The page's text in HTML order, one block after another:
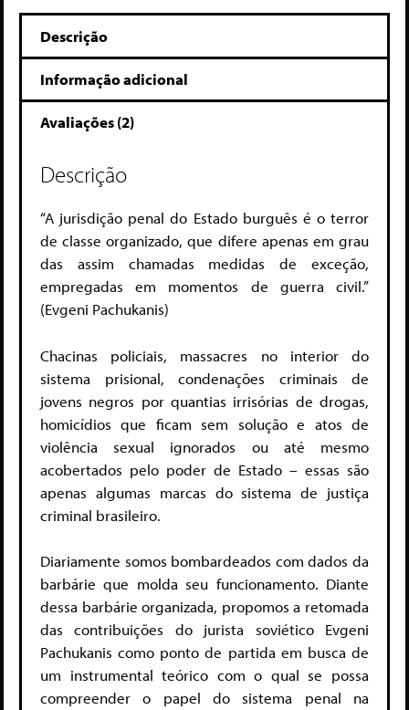
Descrição
Informação adicional
Avaliações (2)
Descrição
“A jurisdição penal do Estado burguês é o terror
de classe organizado, que difere apenas em grau
das assim chamadas medidas de exceção,
empregadas em momentos de guerra civil.”
(Evgeni Pachukanis)
Chacinas policiais, massacres no interior do
sistema prisional, condenações criminais de
jovens negros por quantias irrisórias de drogas,
homicídios que ficam sem solução e atos de
violência sexual ignorados ou até mesmo
acobertados pelo poder de Estado – essas são
apenas algumas marcas do sistema de justiça
criminal brasileiro.
Diariamente somos bombardeados com dados da
barbárie que molda seu funcionamento. Diante
dessa barbárie organizada, propomos a retomada
das contribuições do jurista soviético Evgeni
Pachukanis como ponto de partida em busca de
um instrumental teórico com o qual se possa
compreender o papel do sistema penal na